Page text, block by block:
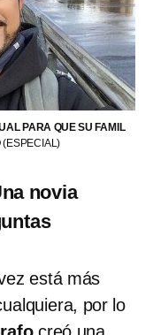
PARA QUE SU FAMIL
(ESPECIAL)
novia
está más
por lo